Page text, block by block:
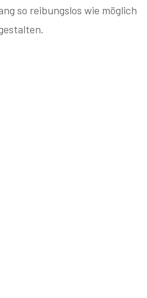
so reibungslos wie möglich